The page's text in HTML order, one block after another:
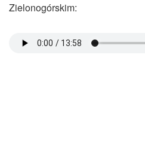
Zielonogórskim: